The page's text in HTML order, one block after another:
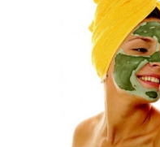
Маска с глиной